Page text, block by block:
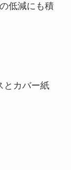
低減にも積
とカバー紙